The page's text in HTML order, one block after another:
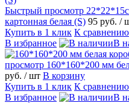
Быстрый просмотр
картонная белая (S) 95 руб. /
Купить в 1 клик К сравнению
В избранное
В
просмотр 160*160*200 мм
руб. / шт В корзину
Купить в 1 клик К сравнению
В избранное
В